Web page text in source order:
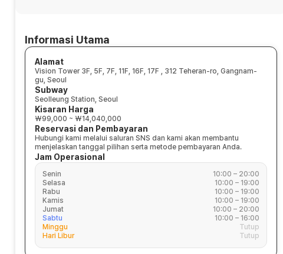
Informasi Utama
Alamat
Vision Tower 3F, 5F, 7F, 11F, 16F, 17F , 312 Teheran-ro, Gangnam-
gu, Seoul
Subway
Seolleung Station, Seoul
Kisaran Harga
₩99,000 ~ ₩14,040,000
Reservasi dan Pembayaran
Hubungi kami melalui saluran SNS dan kami akan membantu
menjelaskan tanggal pilihan serta metode pembayaran Anda.
Jam Operasional
Senin
10:00 – 20:00
Selasa
10:00 – 19:00
Rabu
10:00 – 19:00
Kamis
10:00 – 19:00
Jumat
10:00 – 20:00
Sabtu
10:00 – 16:00
Minggu
Tutup
Hari Libur
Tutup